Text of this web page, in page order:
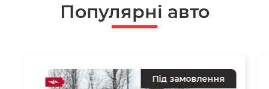
Популярнi авто
Під замовлення